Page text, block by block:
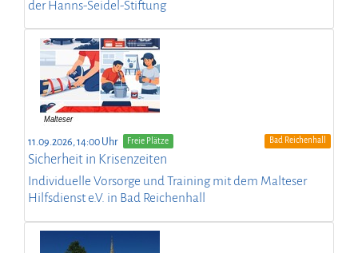
der Hanns-Seidel-Stiftung
11.09.2026, 14:00 Uhr Freie Plätze Bad Reichenhall
Sicherheit in Krisenzeiten
Individuelle Vorsorge und Training mit dem Malteser
Hilfsdienst e.V. in Bad Reichenhall